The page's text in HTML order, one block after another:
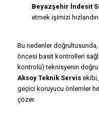
Beyazşehir İndesit
etmek işimizi
Bu nedenler doğrultusunda,
öncesi basit kontrolleri
kontrolü) teknisyenin
Aksoy Teknik Servisekibi,
geçici koruyucu önlemler
çözer.